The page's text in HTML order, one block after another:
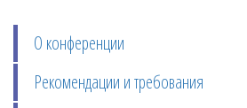
О конференции
Рекомендации и требования